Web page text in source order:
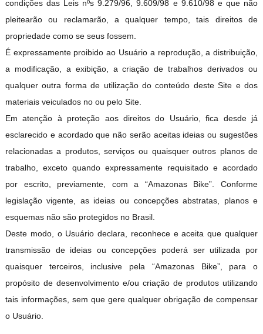
condições das Leis nºs 9.279/96, 9.609/98 e 9.610/98 e que não
pleitearão ou reclamarão, a qualquer tempo, tais direitos de
propriedade como se seus fossem.
É expressamente proibido ao Usuário a reprodução, a distribuição,
a modificação, a exibição, a criação de trabalhos derivados ou
qualquer outra forma de utilização do conteúdo deste Site e dos
materiais veiculados no ou pelo Site.
Em atenção à proteção aos direitos do Usuário, fica desde j
esclarecido e acordado que não serão aceitas ideias ou sugestões
relacionadas a produtos, serviços ou quaisquer outros planos de
trabalho, exceto quando expressamente requisitado e acordado
por escrito, previamente, com a “Amazonas Bike”. Conforme
legislação vigente, as ideias ou concepções abstratas, planos e
esquemas não são protegidos no Brasil.
Deste modo, o Usuário declara, reconhece e aceita que qualquer
transmissão de ideias ou concepções poderá ser utilizada por
quaisquer terceiros, inclusive pela “Amazonas Bike”, para o
propósito de desenvolvimento e/ou criação de produtos utilizando
tais informações, sem que gere qualquer obrigação de compensar
o Usuário.